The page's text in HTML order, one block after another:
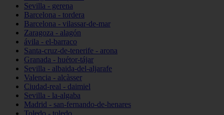
Sevilla - gerena
Barcelona - tordera
Barcelona - vilassar-de-mar
Zaragoza - alagón
ávila - el-barraco
Santa-cruz-de-tenerife - arona
Granada - huétor-tájar
Sevilla - albaida-del-aljarafe
Valencia - alcàsser
Ciudad-real - daimiel
Sevilla - la-algaba
Madrid - san-fernando-de-henares
Toledo - toledo